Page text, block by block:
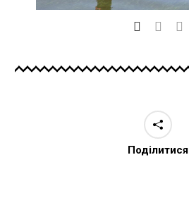
Поділитися